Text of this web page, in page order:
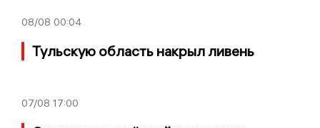
08/08 00:04
Тульскую область накрыл ливень
07/08 17:00